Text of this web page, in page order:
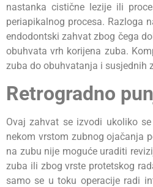
nastanka cistične lezije ili
periapikalnog procesa. Razloga
endodontski zahvat zbog čega
obuhvata vrh korijena zuba.
zuba do obuhvatanja i susjednih
Retrogradno
Ovaj zahvat se izvodi ukoliko
nekom vrstom zubnog ojačanja
na zubu nije moguće uraditi
zuba ili zbog vrste protetskog
samo se u toku operacije radi